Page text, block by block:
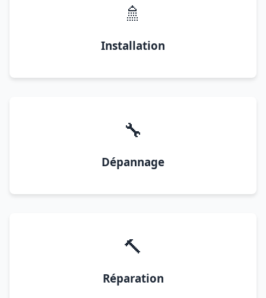
🚿
Installation
🔧
Dépannage
🔨
Réparation